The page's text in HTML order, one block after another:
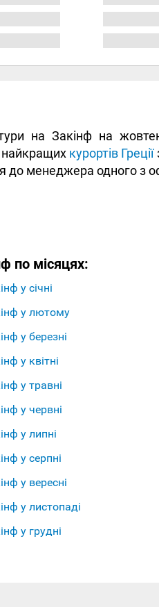
на Закінф на
найкращих курортів Греції
менеджера одного з
по місяцях:
у січні
у лютому
у березні
у квітні
у травні
у червні
у липні
у серпні
у вересні
у листопаді
у грудні